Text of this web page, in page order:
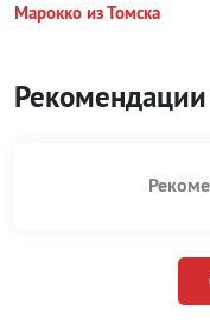
Марокко из Томска
Рекомендации